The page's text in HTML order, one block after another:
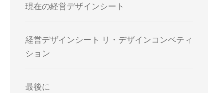
現在の経営デザインシート
経営デザインシート リ・デザインコンペティ
ション
最後に